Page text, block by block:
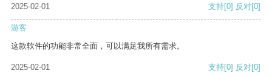
2025-02-01 支持[0] 反对[0]
游客
这款软件的功能非常全面，可以满足我所有需求。
2025-02-01 支持[0] 反对[0]